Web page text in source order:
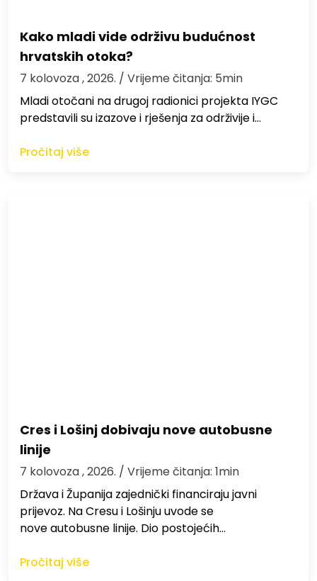
Kako mladi vide održivu budućnost
hrvatskih otoka?
7 kolovoza , 2026. / Vrijeme čitanja: 5min
Mladi otočani na drugoj radionici projekta IYGC
predstavili su izazove i rješenja za održivije i…
Pročitaj više
Cres i Lošinj dobivaju nove autobusne
linije
7 kolovoza , 2026. / Vrijeme čitanja: 1min
Država i Županija zajednički financiraju javni
prijevoz. Na Cresu i Lošinju uvode se
nove autobusne linije. Dio postojećih…
Pročitaj više